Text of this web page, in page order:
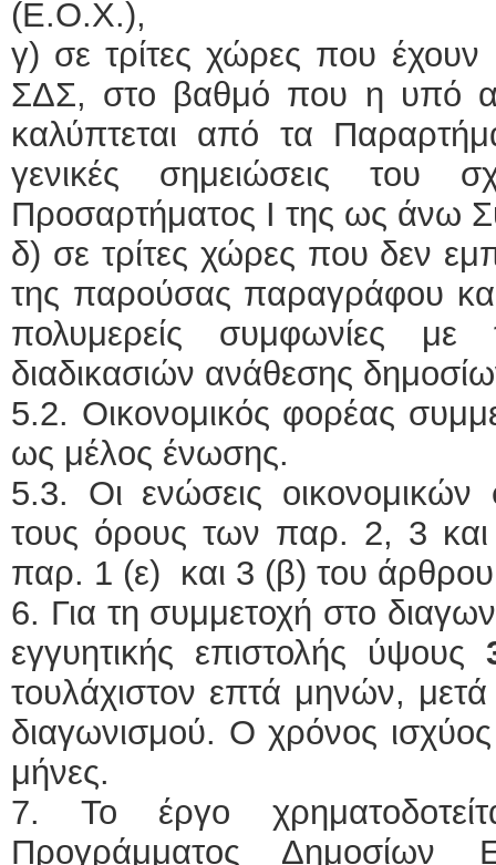
(Ε.Ο.Χ.),
γ) σε τρίτες χώρες που
ΣΔΣ, στο βαθμό που η υπό
καλύπτεται από τα
γενικές σημειώσεις του
Προσαρτήματος I της ως άνω
δ) σε τρίτες χώρες που δεν
της παρούσας παραγράφου
πολυμερείς συμφωνίες
διαδικασιών ανάθεσης
5.2. Οικονομικός φορέας
ως μέλος ένωσης.
5.3. Οι ενώσεις
τους όρους των παρ. 2, 3
παρ. 1 (ε) και 3 (β) του
6. Για τη συμμετοχή στο
εγγυητικής επιστολής ύψους
τουλάχιστον επτά μηνών,
διαγωνισμού. Ο χρόνος
μήνες.
7. Το έργο
Προγράμματος Δημοσίων